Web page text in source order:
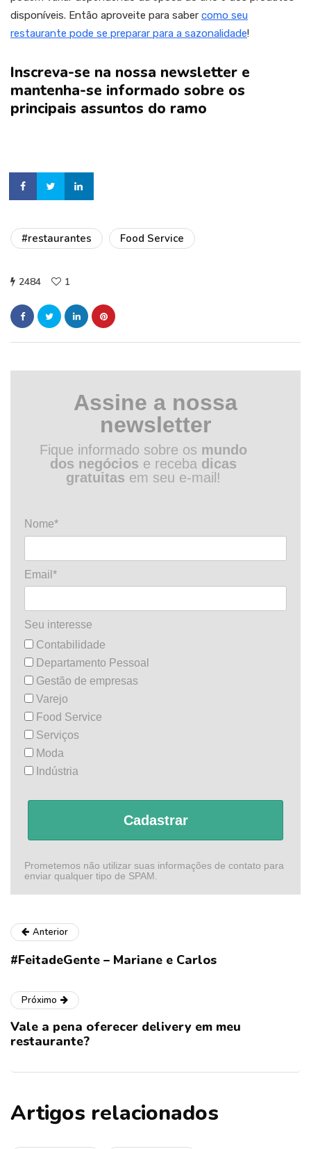
disponíveis. Então aproveite para saber como seu
restaurante pode se preparar para a sazonalidade!
Inscreva-se na nossa newsletter e
mantenha-se informado sobre os
principais assuntos do ramo
#restaurantes Food Service
2484 1
Assine a nossa
newsletter
Fique informado sobre os mundo
dos negócios e receba dicas
gratuitas em seu e-mail!
Nome*
Email*
Seu interesse
Contabilidade
Departamento Pessoal
Gestão de empresas
Varejo
Food Service
Serviços
Moda
Indústria
Cadastrar
Prometemos não utilizar suas informações de contato para
enviar qualquer tipo de SPAM.
Anterior
#FeitadeGente – Mariane e Carlos
Próximo
Vale a pena oferecer delivery em meu
restaurante?
Artigos relacionados